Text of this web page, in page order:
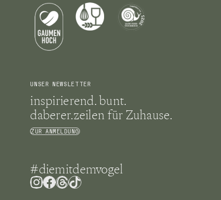
UNSER NEWSLETTER
inspirierend. bunt.
daberer.zeilen für Zuhause.
ZUR ANMELDUNG
#diemitdemvogel